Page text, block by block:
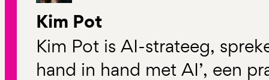
Kim Pot
Kim Pot is AI-strateeg,
hand in hand met AI’, een